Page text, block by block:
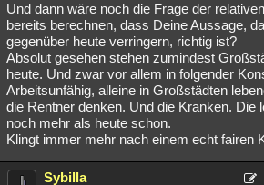
Und dann wäre noch die Frage der
bereits berechnen, dass Deine Aussage,
gegenüber heute verringern, richtig ist?
Absolut gesehen stehen zumindest
heute. Und zwar vor allem in folgender
Arbeitsunfähig, alleine in Großstädten
die Rentner denken. Und die Kranken. Die
noch mehr als heute schon.
Klingt immer mehr nach einem echt fairen
Sybilla